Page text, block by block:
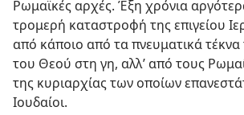
Ρωμαϊκές αρχές. Έξη χρόνια
τρομερή καταστροφή της επιγείου
από κάποιο από τα πνευματικά τέκνα
του Θεού στη γη, αλλ’ από τους
της κυριαρχίας των οποίων
Ιουδαίοι.